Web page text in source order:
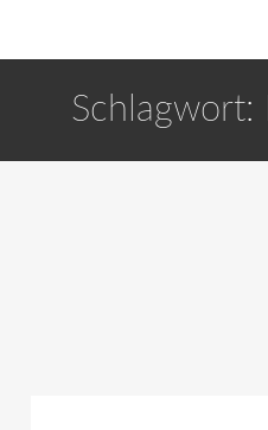
Schlagwort: